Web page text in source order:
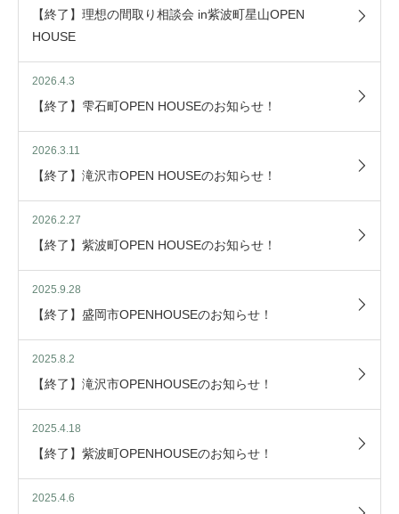
【終了】理想の間取り相談会 in紫波町星山OPEN
HOUSE
2026.4.3
【終了】雫石町OPEN HOUSEのお知らせ！
2026.3.11
【終了】滝沢市OPEN HOUSEのお知らせ！
2026.2.27
【終了】紫波町OPEN HOUSEのお知らせ！
2025.9.28
【終了】盛岡市OPENHOUSEのお知らせ！
2025.8.2
【終了】滝沢市OPENHOUSEのお知らせ！
2025.4.18
【終了】紫波町OPENHOUSEのお知らせ！
2025.4.6